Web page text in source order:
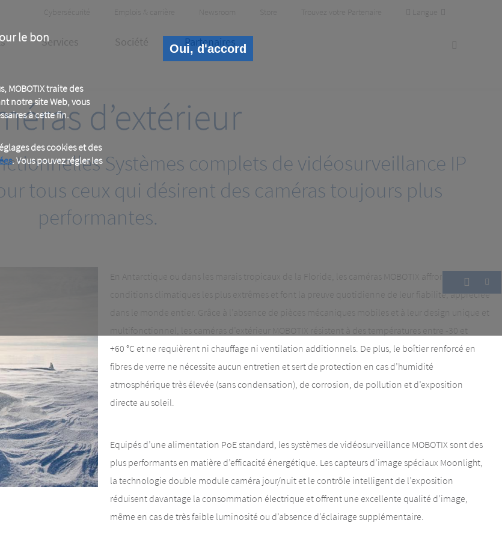
le bon
MOBOTIX traite des
notre site Web, vous
à cette fin.
des cookies et des
. Vous pouvez régler les
Oui, d'accord
Header
Meta
Cybersécurité Emplois & carrière Newsroom Store Trouvez votre Partenaire Langue
Services Société Partenaires
d’extérieur
Systèmes complets de vidéosurveillance IP
tous ceux qui désirent des caméras toujours plus
performantes.
En Antarctique ou dans les marais tropicaux de la Floride, les caméras MOBOTIX affrontent les
conditions climatiques les plus extrêmes et font la preuve quotidienne de leur fiabilité, appréciée
dans le monde entier. Grâce à l’absence de pièces mécaniques mobiles et à leur design unique et
multifonctionnel, les caméras d’extérieur MOBOTIX résistent à des températures entre -30 et
+60 °C et ne requièrent ni chauffage ni ventilation additionnels. De plus, le boîtier renforcé en
fibres de verre ne nécessite aucun entretien et sert de protection en cas d’humidité
atmosphérique très élevée (sans condensation), de corrosion, de pollution et d’exposition
directe au soleil.
Equipés d’une alimentation PoE standard, les systèmes de vidéosurveillance MOBOTIX sont des
plus performants en matière d’efficacité énergétique. Les capteurs d’image spéciaux Moonlight,
la technologie double module caméra jour/nuit et le contrôle intelligent de l’exposition
réduisent davantage la consommation électrique et offrent une excellente qualité d’image,
même en cas de très faible luminosité ou d’absence d’éclairage supplémentaire.